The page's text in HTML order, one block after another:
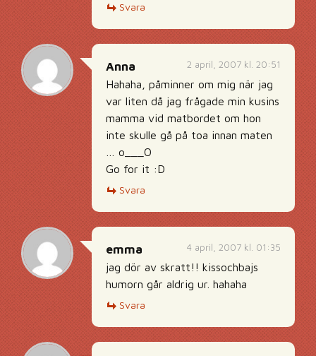
Svara
2 april, 2007 kl. 20:51
Anna
Hahaha, påminner om mig när jag
var liten då jag frågade min kusins
mamma vid matbordet om hon
inte skulle gå på toa innan maten
… o___O
Go for it :D
Svara
4 april, 2007 kl. 01:35
emma
jag dör av skratt!! kissochbajs
humorn går aldrig ur. hahaha
Svara